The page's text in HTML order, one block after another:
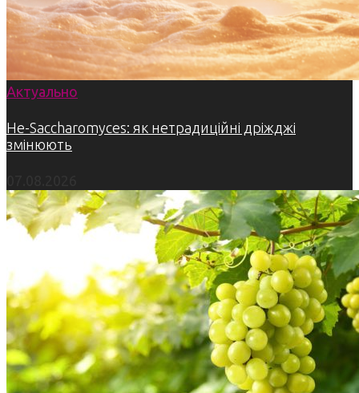
Актуально
Не-Saccharomyces: як нетрадиційні дріжджі
змінюють